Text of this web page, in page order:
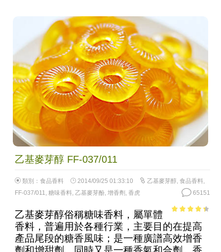
乙基麥芽醇 FF-037/011
類別： 食品香料 2014/09/25 01:33:10 乙基麥芽醇, 食品香料,
FF-037/011, 糖味香料, 乙基麥芽酚, 增香劑 , 香虎 65151
of 5
乙基麥芽醇俗稱糖味香料，屬單體
香料，普遍用於各種行業，主要目的在提高
產品尾段的糖香風味；是一種廣譜高效增香